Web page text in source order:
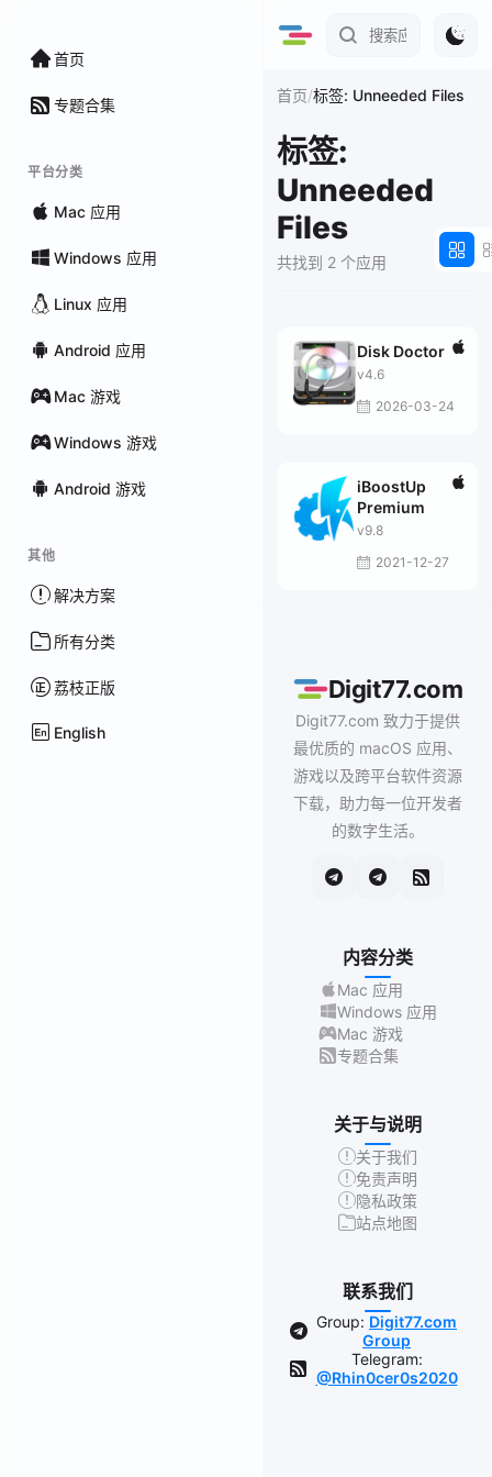
首页
专题合集
平台分类
Mac 应用
Windows 应用
Linux 应用
Android 应用
Mac 游戏
Windows 游戏
Android 游戏
其他
解决方案
所有分类
荔枝正版
English
首页/标签: Unneeded Files
标签:
Unneeded
Files
共找到 2 个应用
Disk Doctor
v4.6
2026-03-24
iBoostUp
Premium
v9.8
2021-12-27
Digit77.com
Digit77.com 致力于提供
最优质的 macOS 应用、
游戏以及跨平台软件资源
下载，助力每一位开发者
的数字生活。
内容分类
Mac 应用
Windows 应用
Mac 游戏
专题合集
关于与说明
关于我们
免责声明
隐私政策
站点地图
联系我们
Group: Digit77.com
Group
Telegram:
@Rhin0cer0s2020